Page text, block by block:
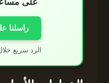
راسلنا
الرد سريع